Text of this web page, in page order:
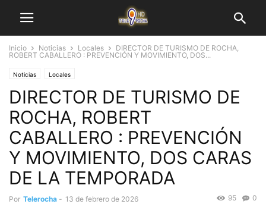
Inicio Noticias Locales
DIRECTOR DE TURISMO DE ROCHA,
ROBERT CABALLERO : PREVENCIÓN Y MOVIMIENTO, DOS...
Noticias Locales
DIRECTOR DE TURISMO DE
ROCHA, ROBERT
CABALLERO : PREVENCIÓN
Y MOVIMIENTO, DOS CARAS
DE LA TEMPORADA
Por Telerocha - 13 de febrero de 2026 0
95